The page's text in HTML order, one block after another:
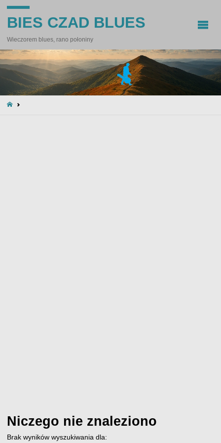
BIES CZAD BLUES
Wieczorem blues, rano połoniny
STRONA
Niczego nie znaleziono
Brak wyników wyszukiwania dla: